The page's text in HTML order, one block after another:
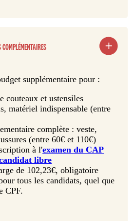
supplémentaire pour :
couteaux et ustensiles
matériel indispensable (entre
complète : veste,
(entre 60€ et 110€)
à l'examen du CAP
libre
de 102,23€, obligatoire
tous les candidats, quel que
CPF.